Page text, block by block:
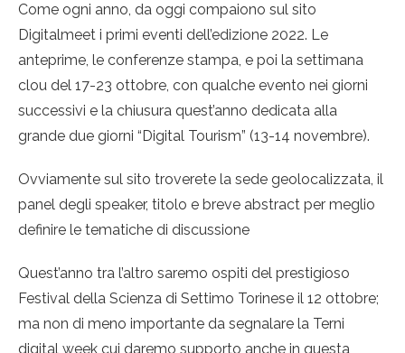
Come ogni anno, da oggi compaiono sul sito
Digitalmeet i primi eventi dell’edizione 2022. Le
anteprime, le conferenze stampa, e poi la settimana
clou del 17-23 ottobre, con qualche evento nei giorni
successivi e la chiusura quest’anno dedicata alla
grande due giorni “Digital Tourism” (13-14 novembre).
Ovviamente sul sito troverete la sede geolocalizzata, il
panel degli speaker, titolo e breve abstract per meglio
definire le tematiche di discussione
Quest’anno tra l’altro saremo ospiti del prestigioso
Festival della Scienza di Settimo Torinese il 12 ottobre;
ma non di meno importante da segnalare la Terni
digital week cui daremo supporto anche in questa